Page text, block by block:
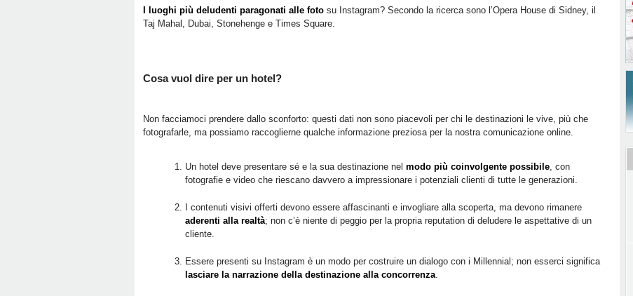
I luoghi più deludenti paragonati alle foto su Instagram? Secondo la ricerca sono l’Opera House di Sidney, il
Taj Mahal, Dubai, Stonehenge e Times Square.
Cosa vuol dire per un hotel?
Non facciamoci prendere dallo sconforto: questi dati non sono piacevoli per chi le destinazioni le vive, più che
fotografarle, ma possiamo raccoglierne qualche informazione preziosa per la nostra comunicazione online.
Un hotel deve presentare sé e la sua destinazione nel modo più coinvolgente possibile, con
fotografie e video che riescano davvero a impressionare i potenziali clienti di tutte le generazioni.
I contenuti visivi offerti devono essere affascinanti e invogliare alla scoperta, ma devono rimanere
aderenti alla realtà; non c’è niente di peggio per la propria reputation di deludere le aspettative di un
cliente.
Essere presenti su Instagram è un modo per costruire un dialogo con i Millennial; non esserci significa
lasciare la narrazione della destinazione alla concorrenza.